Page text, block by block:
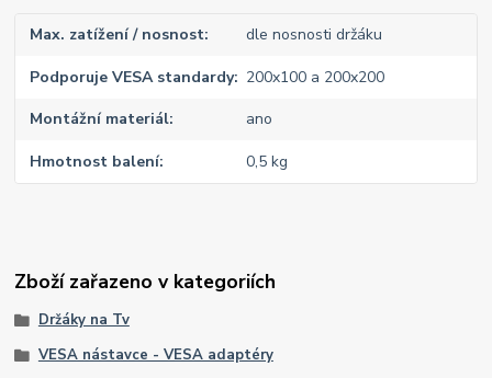
Max. zatížení / nosnost dle nosnosti držáku
Podporuje VESA standardy 200x100 a 200x200
Montážní materiál ano
Hmotnost balení 0,5 kg
Zboží zařazeno v kategoriích
Držáky na Tv
VESA nástavce - VESA adaptéry